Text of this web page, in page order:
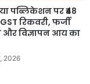
पब्लिकेशन पर ₹48
रिकवरी, फर्जी
विज्ञापन आय का
2026